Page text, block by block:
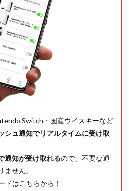
Switch・国産ウイスキーなど
シュ通知でリアルタイムに受け取
通知が受け取れるので、不要な通
せん。
ドはこちらから！